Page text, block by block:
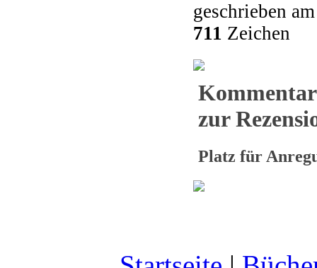
geschrieben
711 Zeichen
zur
Platz für